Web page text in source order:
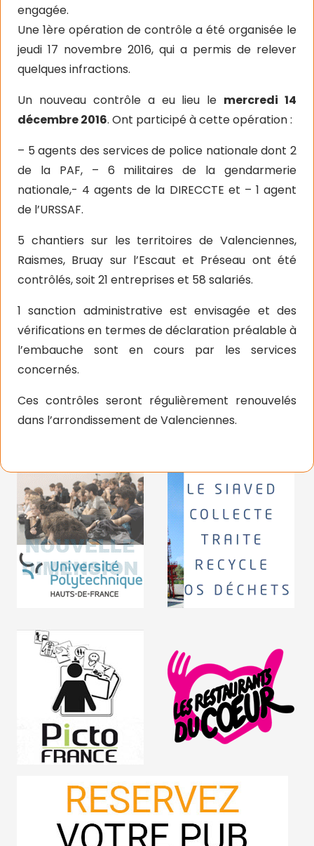
engagée.
Une 1ère opération de contrôle a été organisée le
jeudi 17 novembre 2016, qui a permis de relever
quelques infractions.
Un nouveau contrôle a eu lieu le mercredi 14
décembre 2016. Ont participé à cette opération :
– 5 agents des services de police nationale dont 2
de la PAF, – 6 militaires de la gendarmerie
nationale,- 4 agents de la DIRECCTE et – 1 agent
de l’URSSAF.
5 chantiers sur les territoires de Valenciennes,
Raismes, Bruay sur l’Escaut et Préseau ont été
contrôlés, soit 21 entreprises et 58 salariés.
1 sanction administrative est envisagée et des
vérifications en termes de déclaration préalable à
l’embauche sont en cours par les services
concernés.
Ces contrôles seront régulièrement renouvelés
dans l’arrondissement de Valenciennes.